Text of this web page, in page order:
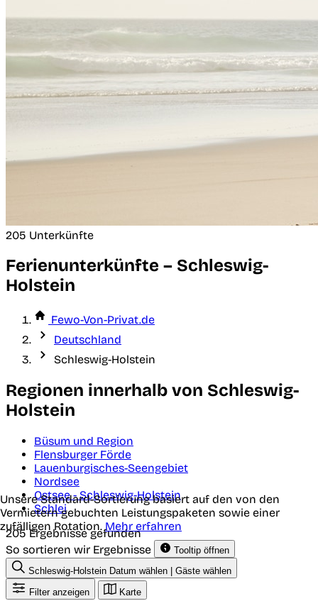
205 Unterkünfte
Ferienunterkünfte – Schleswig-
Holstein
Fewo-Von-Privat.de
Deutschland
Schleswig-Holstein
Regionen innerhalb von Schleswig-
Holstein
Büsum und Region
Flensburger Förde
Lauenburgisches-Seengebiet
Nordsee
Ostsee - Schleswig-Holstein
Schlei
205 Ergebnisse gefunden
So sortieren wir Ergebnisse
Tooltip öffnen
Unsere Standard-Sortierung basiert auf den von den
Vermietern gebuchten Leistungspaketen sowie einer
zufälligen Rotation.Mehr erfahren
Schleswig-Holstein Datum wählen | Gäste wählen
Filter anzeigen
Karte